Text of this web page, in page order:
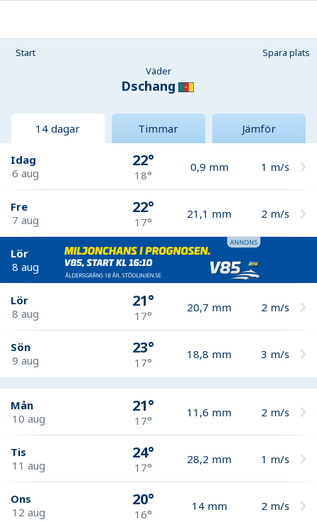
Start
Spara plats
Väder
Dschang
14 dagar Timmar Jämför
Idag
6 aug
22°
18°
0,9 mm 1 m/s
Fre
7 aug
22°
17°
21,1 mm 2 m/s
Lör
8 aug
Lör
8 aug
21°
17°
20,7 mm 2 m/s
Sön
9 aug
23°
17°
18,8 mm 3 m/s
Mån
10 aug
21°
17°
11,6 mm 2 m/s
Tis
11 aug
24°
17°
28,2 mm 1 m/s
Ons
12 aug
20°
16°
14 mm 2 m/s